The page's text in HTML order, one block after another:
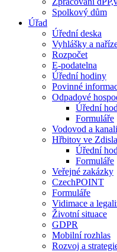
Spolkový dům
Úřad
Úřední deska
Vyhlášky a
Rozpočet
E-podatelna
Úřední hodiny
Povinné
Odpadové
Úřední
Formuláře
Vodovod a
Hřbitov ve
Úřední
Formuláře
Veřejné zakázky
CzechPOINT
Formuláře
Vidimace a
Životní situace
GDPR
Mobilní rozhlas
Rozvoj a